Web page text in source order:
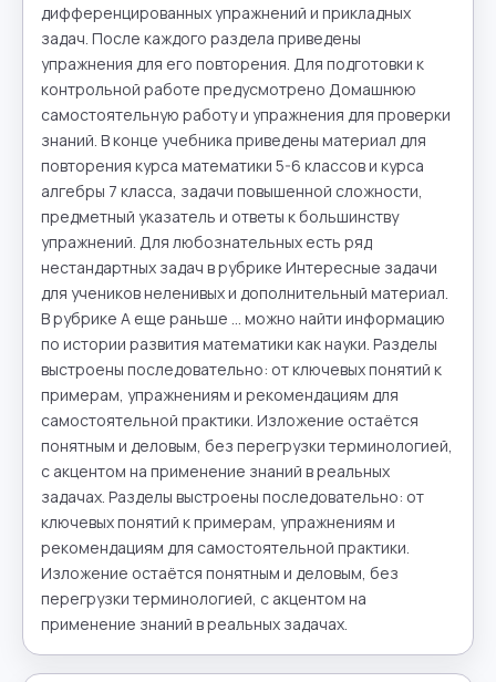
дифференцированных упражнений и прикладных
задач. После каждого раздела приведены
упражнения для его повторения. Для подготовки к
контрольной работе предусмотрено Домашнюю
самостоятельную работу и упражнения для проверки
знаний. В конце учебника приведены материал для
повторения курса математики 5-6 классов и курса
алгебры 7 класса, задачи повышенной сложности,
предметный указатель и ответы к большинству
упражнений. Для любознательных есть ряд
нестандартных задач в рубрике Интересные задачи
для учеников неленивых и дополнительный материал.
В рубрике А еще раньше ... можно найти информацию
по истории развития математики как науки. Разделы
выстроены последовательно: от ключевых понятий к
примерам, упражнениям и рекомендациям для
самостоятельной практики. Изложение остаётся
понятным и деловым, без перегрузки терминологией,
с акцентом на применение знаний в реальных
задачах. Разделы выстроены последовательно: от
ключевых понятий к примерам, упражнениям и
рекомендациям для самостоятельной практики.
Изложение остаётся понятным и деловым, без
перегрузки терминологией, с акцентом на
применение знаний в реальных задачах.